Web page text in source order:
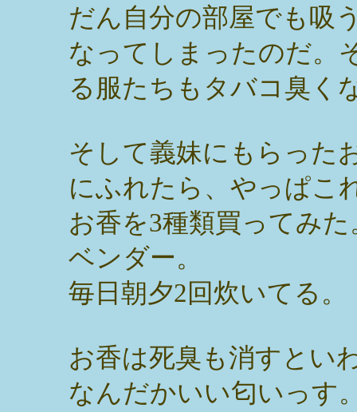
だん自分の部屋でも吸
なってしまったのだ。
る服たちもタバコ臭く
そして義妹にもらった
にふれたら、やっぱこ
お香を3種類買ってみ
ベンダー。
毎日朝夕2回炊いてる。
お香は死臭も消すとい
なんだかいい匂いっす